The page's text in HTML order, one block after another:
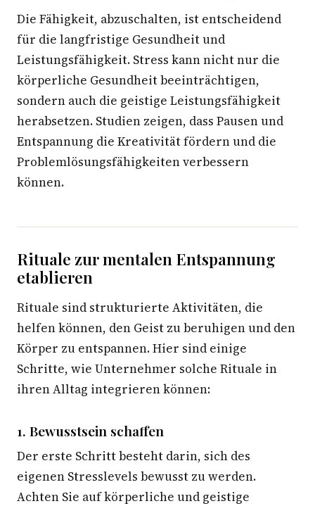
Die Fähigkeit, abzuschalten, ist entscheidend
für die langfristige Gesundheit und
Leistungsfähigkeit. Stress kann nicht nur die
körperliche Gesundheit beeinträchtigen,
sondern auch die geistige Leistungsfähigkeit
herabsetzen. Studien zeigen, dass Pausen und
Entspannung die Kreativität fördern und die
Problemlösungsfähigkeiten verbessern
können.
Rituale zur mentalen Entspannung
etablieren
Rituale sind strukturierte Aktivitäten, die
helfen können, den Geist zu beruhigen und den
Körper zu entspannen. Hier sind einige
Schritte, wie Unternehmer solche Rituale in
ihren Alltag integrieren können:
1. Bewusstsein schaffen
Der erste Schritt besteht darin, sich des
eigenen Stresslevels bewusst zu werden.
Achten Sie auf körperliche und geistige